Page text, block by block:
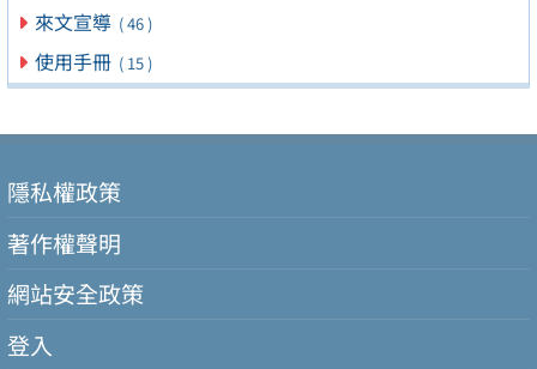
來文宣導 ( 46 )
使用手冊 ( 15 )
隱私權政策
著作權聲明
網站安全政策
登入